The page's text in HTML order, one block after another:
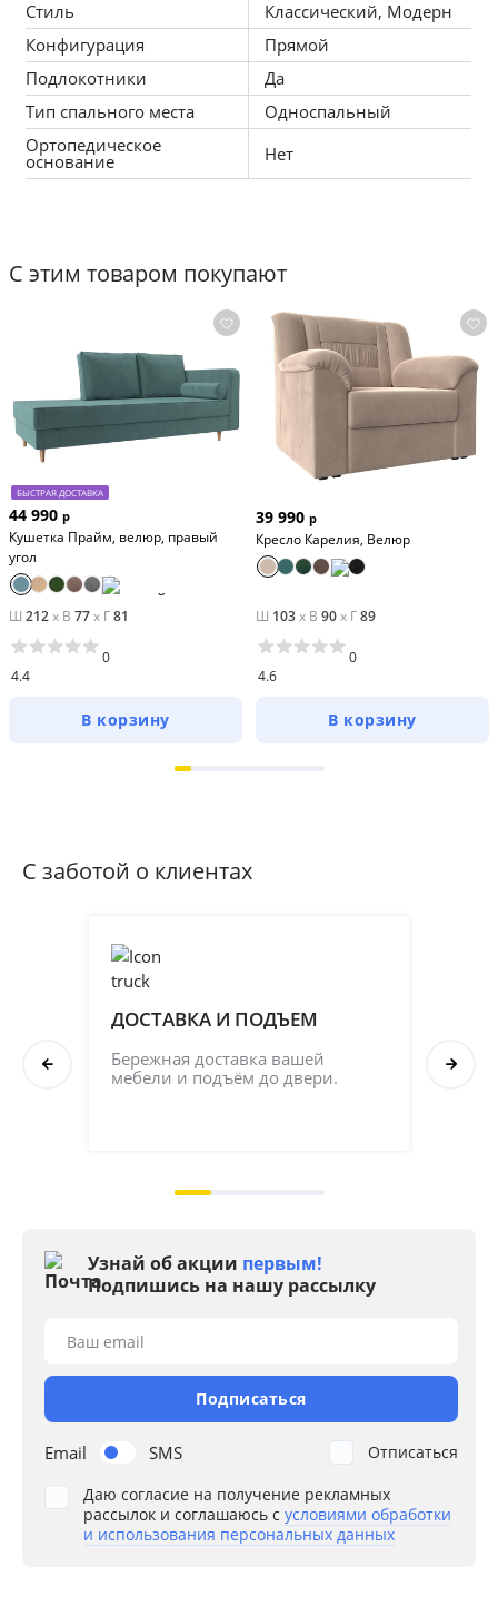
Стиль
Классический, Модерн
Конфигурация
Прямой
Подлокотники
Да
Тип спального места
Односпальный
Ортопедическое
основание Нет
С этим товаром покупают
БЫСТРАЯ ДОСТАВКА
44 990 р
Кушетка Прайм, велюр, правый
угол
Ш 212x В 77x Г81
4.4
0
В корзину
39 990 р
Кресло Карелия, Велюр
Ш 103x В 90x Г89
4.6
0
В корзину
С заботой о клиентах
ДОСТАВКА И ПОДЪЕМ
Бережная доставка вашей
мебели и подъём до двери.
Узнай об акции первым!
Подпишись на нашу рассылку
Email SMS
Ваш email
Подписаться
Даю согласие на получение рекламных
рассылок и соглашаюсь с условиями обработки
и использования персональных данных
Отписаться